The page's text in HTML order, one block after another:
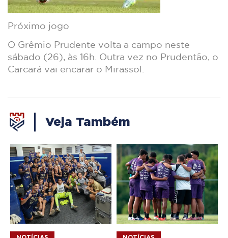
Próximo jogo
O Grêmio Prudente volta a campo neste
sábado (26), às 16h. Outra vez no Prudentão, o
Carcará vai encarar o Mirassol.
Veja Também